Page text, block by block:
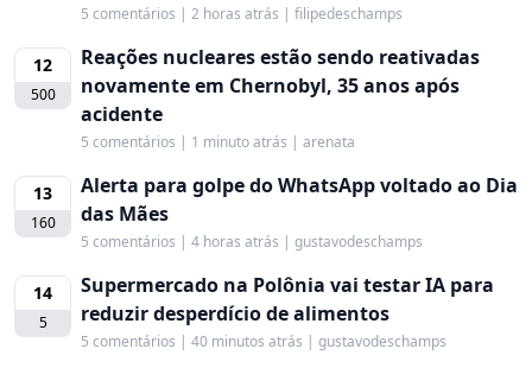
5 comentários | 2 horas atrás | filipedeschamps
12
500
Reações nucleares estão sendo reativadas
novamente em Chernobyl, 35 anos após
acidente
5 comentários | 1 minuto atrás | arenata
13
160
Alerta para golpe do WhatsApp voltado ao Dia
das Mães
5 comentários | 4 horas atrás | gustavodeschamps
14
5
Supermercado na Polônia vai testar IA para
reduzir desperdício de alimentos
5 comentários | 40 minutos atrás | gustavodeschamps